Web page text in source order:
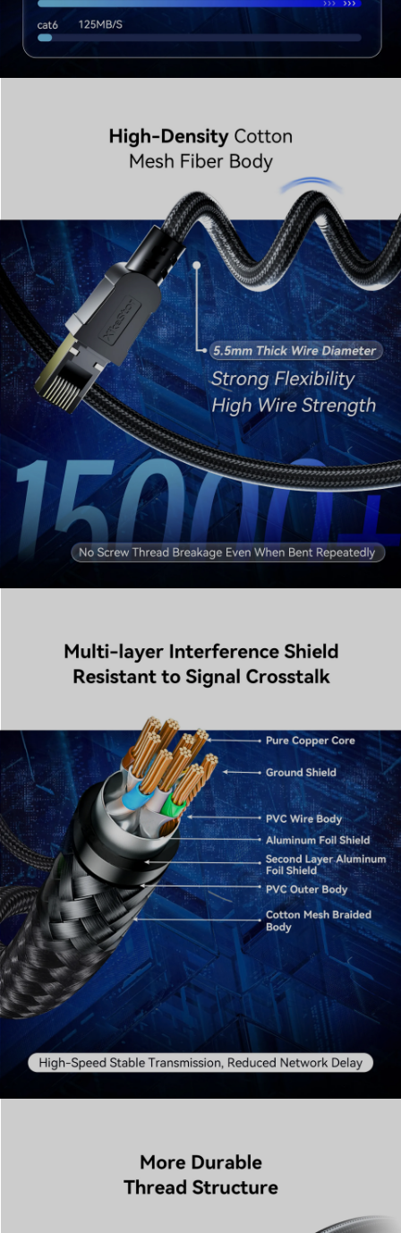
5.5mm の高品質ジャケットを採用し、過酷な使用に耐える
耐久性と、きれいな配線管理に必要な柔軟性を完璧なバラ
ンスで両立させました。
ハイエンドのゲーミング PC、NAS ストレージ、または高
速ネットワークスイッチの接続において、SK800 シリーズ
は最も信頼性の高いリンクを提供します。1.5m から 8m ま
での長さをラインナップし、ラグを排除してハードウェア
の可能性を最大限に引き出したいすべての方に最適なプレ
ミアムな選択肢です。